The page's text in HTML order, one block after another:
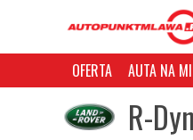
OFERTA AUTA NA
R-